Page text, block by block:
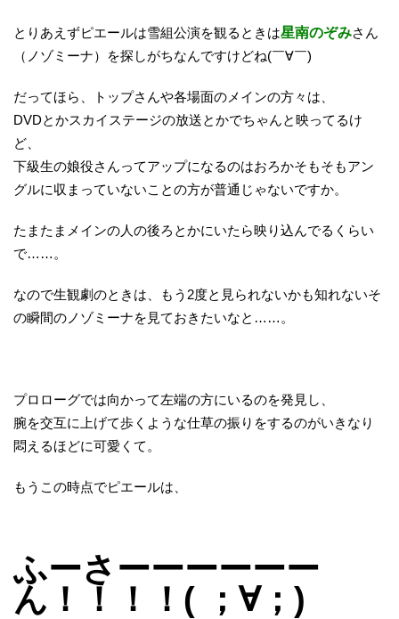
とりあえずピエールは雪組公演を観るときは星南のぞみさん
（ノゾミーナ）を探しがちなんですけどね(￣∀￣)
だってほら、トップさんや各場面のメインの方々は、
DVDとかスカイステージの放送とかでちゃんと映ってるけ
ど、
下級生の娘役さんってアップになるのはおろかそもそもアン
グルに収まっていないことの方が普通じゃないですか。
たまたまメインの人の後ろとかにいたら映り込んでるくらい
で……。
なので生観劇のときは、もう2度と見られないかも知れないそ
の瞬間のノゾミーナを見ておきたいなと……。
プロローグでは向かって左端の方にいるのを発見し、
腕を交互に上げて歩くような仕草の振りをするのがいきなり
悶えるほどに可愛くて。
もうこの時点でピエールは、
ふーさーーーーーー
ん！！！！( ；∀；)